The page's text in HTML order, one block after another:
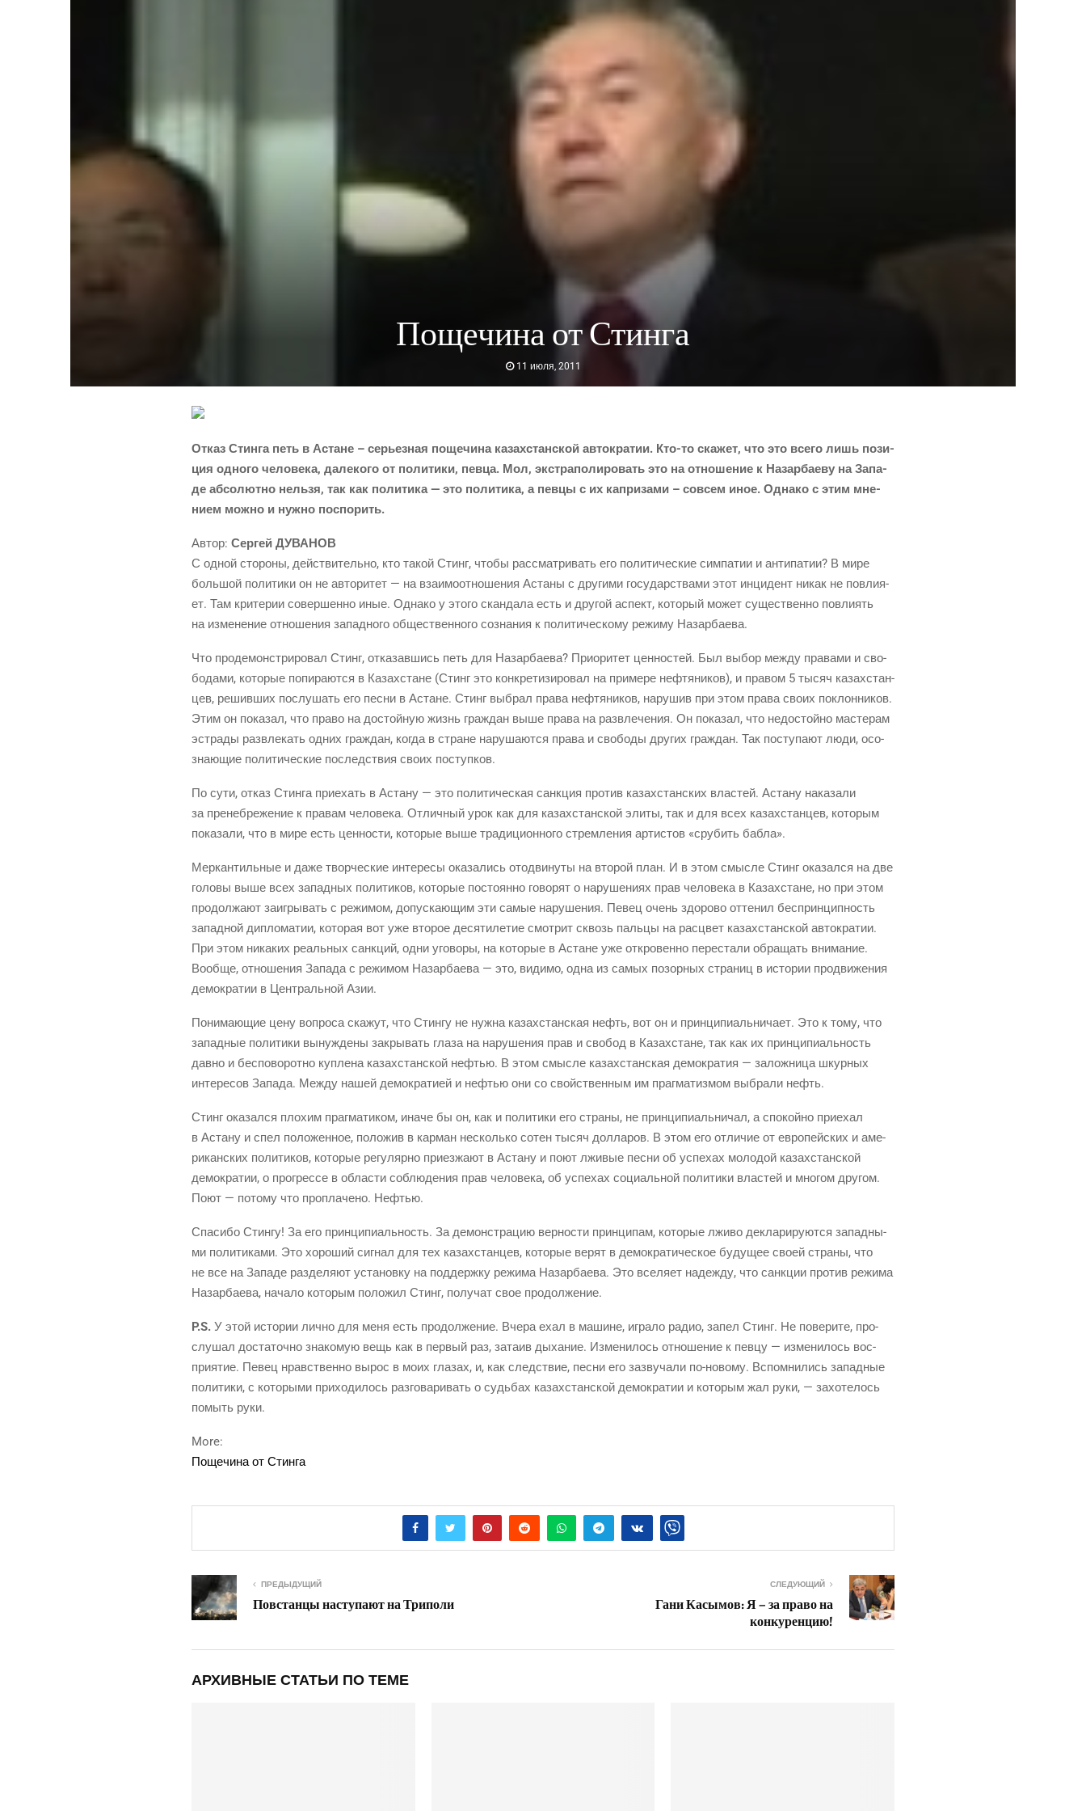
Пощечина от Стинга
11 июля, 2011
Отказ Стин­га петь в Астане – серьез­ная поще­чи­на казах­стан­ской авто­кра­тии. Кто-то ска­жет, что это все­го лишь пози­
ция одно­го чело­ве­ка, дале­ко­го от поли­ти­ки, пев­ца. Мол, экс­тра­по­ли­ро­вать это на отно­ше­ние к Назар­ба­е­ву на Запа­
де абсо­лют­но нель­зя, так как поли­ти­ка — это поли­ти­ка, а пев­цы с их капри­за­ми – совсем иное. Одна­ко с этим мне­
ни­ем мож­но и нуж­но поспорить.
Автор: Сер­гей ДУВАНОВ
С одной сто­ро­ны, дей­стви­тель­но, кто такой Стинг, что­бы рас­смат­ри­вать его поли­ти­че­ские сим­па­тии и анти­па­тии? В мире
боль­шой поли­ти­ки он не авто­ри­тет — на вза­и­мо­от­но­ше­ния Аста­ны с дру­ги­ми госу­дар­ства­ми этот инци­дент никак не повли­я­
ет. Там кри­те­рии совер­шен­но иные. Одна­ко у это­го скан­да­ла есть и дру­гой аспект, кото­рый может суще­ствен­но повли­ять
на изме­не­ние отно­ше­ния запад­но­го обще­ствен­но­го созна­ния к поли­ти­че­ско­му режи­му Назарбаева.
Что про­де­мон­стри­ро­вал Стинг, отка­зав­шись петь для Назар­ба­е­ва? При­о­ри­тет цен­но­стей. Был выбор меж­ду пра­ва­ми и сво­
бо­да­ми, кото­рые попи­ра­ют­ся в Казах­стане (Стинг это кон­кре­ти­зи­ро­вал на при­ме­ре неф­тя­ни­ков), и пра­вом 5 тысяч казах­стан­
цев, решив­ших послу­шать его пес­ни в Астане. Стинг выбрал пра­ва неф­тя­ни­ков, нару­шив при этом пра­ва сво­их поклон­ни­ков.
Этим он пока­зал, что пра­во на достой­ную жизнь граж­дан выше пра­ва на раз­вле­че­ния. Он пока­зал, что недо­стой­но масте­рам
эст­ра­ды раз­вле­кать одних граж­дан, когда в стране нару­ша­ют­ся пра­ва и сво­бо­ды дру­гих граж­дан. Так посту­па­ют люди, осо­
зна­ю­щие поли­ти­че­ские послед­ствия сво­их поступков.
По сути, отказ Стин­га при­е­хать в Аста­ну — это поли­ти­че­ская санк­ция про­тив казах­стан­ских вла­стей. Аста­ну нака­за­ли
за пре­не­бре­же­ние к пра­вам чело­ве­ка. Отлич­ный урок как для казах­стан­ской эли­ты, так и для всех казах­стан­цев, кото­рым
пока­за­ли, что в мире есть цен­но­сти, кото­рые выше тра­ди­ци­он­но­го стрем­ле­ния арти­стов «сру­бить бабла».
Мер­кан­тиль­ные и даже твор­че­ские инте­ре­сы ока­за­лись ото­дви­ну­ты на вто­рой план. И в этом смыс­ле Стинг ока­зал­ся на две
голо­вы выше всех запад­ных поли­ти­ков, кото­рые посто­ян­но гово­рят о нару­ше­ни­ях прав чело­ве­ка в Казах­стане, но при этом
про­дол­жа­ют заиг­ры­вать с режи­мом, допус­ка­ю­щим эти самые нару­ше­ния. Певец очень здо­ро­во отте­нил бес­прин­цип­ность
запад­ной дипло­ма­тии, кото­рая вот уже вто­рое деся­ти­ле­тие смот­рит сквозь паль­цы на рас­цвет казах­стан­ской авто­кра­тии.
При этом ника­ких реаль­ных санк­ций, одни уго­во­ры, на кото­рые в Астане уже откро­вен­но пере­ста­ли обра­щать вни­ма­ние.
Вооб­ще, отно­ше­ния Запа­да с режи­мом Назар­ба­е­ва — это, види­мо, одна из самых позор­ных стра­ниц в исто­рии про­дви­же­ния
демо­кра­тии в Цен­траль­ной Азии.
Пони­ма­ю­щие цену вопро­са ска­жут, что Стин­гу не нуж­на казах­стан­ская нефть, вот он и прин­ци­пи­аль­ни­ча­ет. Это к тому, что
запад­ные поли­ти­ки вынуж­де­ны закры­вать гла­за на нару­ше­ния прав и сво­бод в Казах­стане, так как их прин­ци­пи­аль­ность
дав­но и бес­по­во­рот­но куп­ле­на казах­стан­ской нефтью. В этом смыс­ле казах­стан­ская демо­кра­тия — залож­ни­ца шкур­ных
инте­ре­сов Запа­да. Меж­ду нашей демо­кра­ти­ей и нефтью они со свой­ствен­ным им праг­ма­тиз­мом выбра­ли нефть.
Стинг ока­зал­ся пло­хим праг­ма­ти­ком, ина­че бы он, как и поли­ти­ки его стра­ны, не прин­ци­пи­аль­ни­чал, а спо­кой­но при­е­хал
в Аста­ну и спел поло­жен­ное, поло­жив в кар­ман несколь­ко сотен тысяч дол­ла­ров. В этом его отли­чие от евро­пей­ских и аме­
ри­кан­ских поли­ти­ков, кото­рые регу­ляр­но при­ез­жа­ют в Аста­ну и поют лжи­вые пес­ни об успе­хах моло­дой казах­стан­ской
демо­кра­тии, о про­грес­се в обла­сти соблю­де­ния прав чело­ве­ка, об успе­хах соци­аль­ной поли­ти­ки вла­стей и мно­гом дру­гом.
Поют — пото­му что про­пла­че­но. Нефтью.
Спа­си­бо Стин­гу! За его прин­ци­пи­аль­ность. За демон­стра­цию вер­но­сти прин­ци­пам, кото­рые лжи­во декла­ри­ру­ют­ся запад­ны­
ми поли­ти­ка­ми. Это хоро­ший сиг­нал для тех казах­стан­цев, кото­рые верят в демо­кра­ти­че­ское буду­щее сво­ей стра­ны, что
не все на Запа­де раз­де­ля­ют уста­нов­ку на под­держ­ку режи­ма Назар­ба­е­ва. Это все­ля­ет надеж­ду, что санк­ции про­тив режи­ма
Назар­ба­е­ва, нача­ло кото­рым поло­жил Стинг, полу­чат свое продолжение.
P.S. У этой исто­рии лич­но для меня есть про­дол­же­ние. Вче­ра ехал в машине, игра­ло радио, запел Стинг. Не пове­ри­те, про­
слу­шал доста­точ­но зна­ко­мую вещь как в пер­вый раз, зата­ив дыха­ние. Изме­ни­лось отно­ше­ние к пев­цу — изме­ни­лось вос­
при­я­тие. Певец нрав­ствен­но вырос в моих гла­зах, и, как след­ствие, пес­ни его зазву­ча­ли по-ново­му. Вспом­ни­лись запад­ные
поли­ти­ки, с кото­ры­ми при­хо­ди­лось раз­го­ва­ри­вать о судь­бах казах­стан­ской демо­кра­тии и кото­рым жал руки, — захо­те­лось
помыть руки.
More:
Поще­чи­на от Стинга
ПРЕДЫДУЩИЙ
Повстанцы наступают на Триполи
СЛЕДУЮЩИЙ
Гани Касымов: Я – за право на
конкуренцию!
АРХИВНЫЕ СТАТЬИ ПО ТЕМЕ